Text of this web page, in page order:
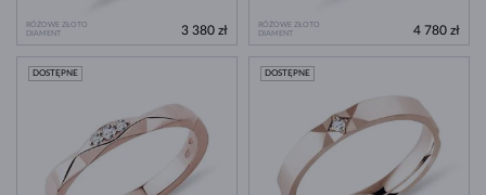
RÓŻOWE ZŁOTO
DIAMENT
3 380 zł
RÓŻOWE ZŁOTO
DIAMENT
4 780 zł
DOSTĘPNE DOSTĘPNE